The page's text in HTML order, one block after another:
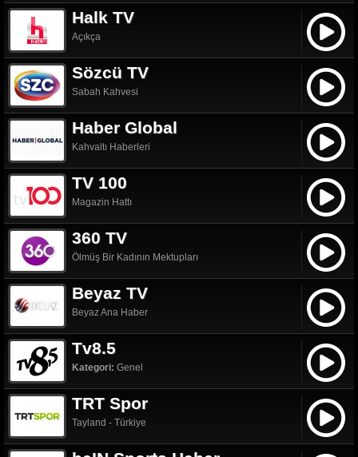
Halk TV
Açıkça
Sözcü TV
Sabah Kahvesi
Haber Global
Kahvaltı Haberleri
TV 100
Magazin Hattı
360 TV
Ölmüş Bir Kadının Mektupları
Beyaz TV
Beyaz Ana Haber
Tv8.5
Kategori: Genel
TRT Spor
Tayland - Türkiye